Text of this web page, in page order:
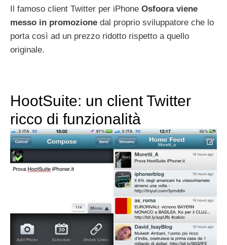
Il famoso client Twitter per iPhone Osfoora viene
messo in promozione dal proprio sviluppatore che lo
porta così ad un prezzo ridotto rispetto a quello
originale.
HootSuite: un client Twitter
ricco di funzionalità